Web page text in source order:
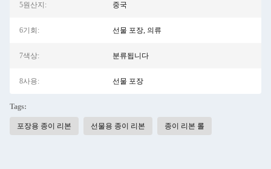
5원산지: 중국
6기회: 선물 포장, 의류
7색상: 분류됩니다
8사용: 선물 포장
Tags:
포장용 종이 리본 선물용 종이 리본 종이 리본 롤